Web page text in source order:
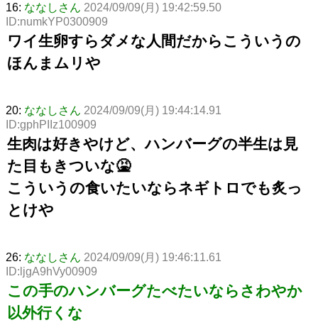
16: ななしさん 2024/09/09(月) 19:42:59.50
ID:numkYP0300909
ワイ生卵すらダメな人間だからこういうの
ほんまムリや
20: ななしさん 2024/09/09(月) 19:44:14.91
ID:gphPIIz100909
生肉は好きやけど、ハンバーグの半生は見
た目もきついな🤮
こういうの食いたいならネギトロでも炙っ
とけや
26: ななしさん 2024/09/09(月) 19:46:11.61
ID:ljgA9hVy00909
この手のハンバーグたべたいならさわやか
以外行くな